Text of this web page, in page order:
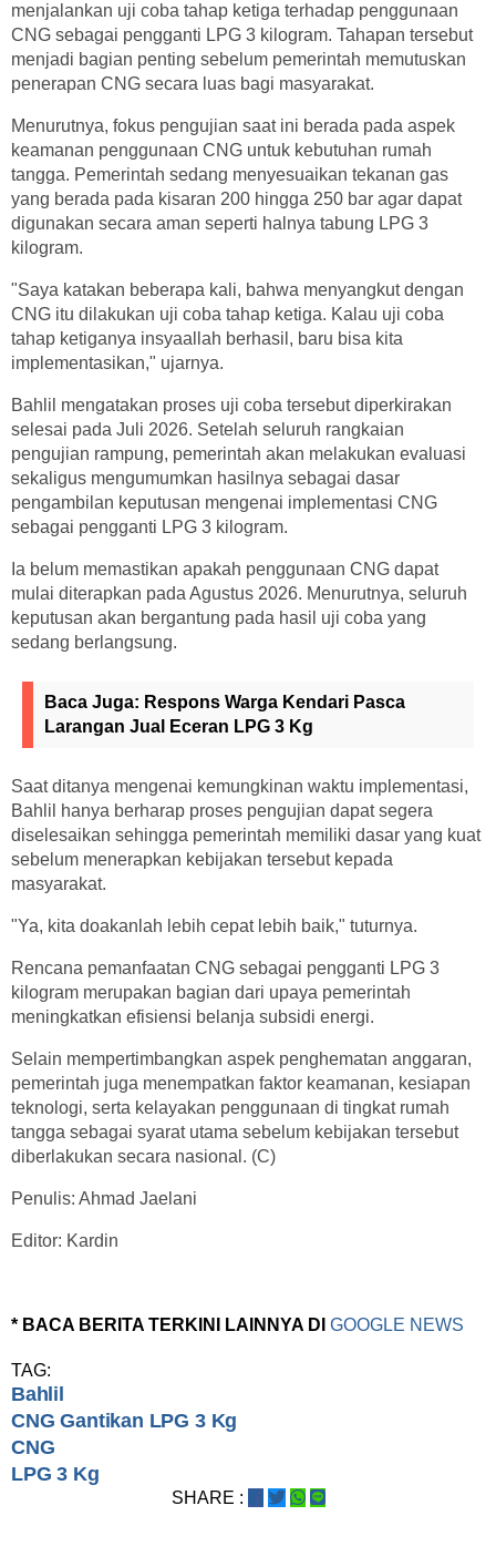
menjalankan uji coba tahap ketiga terhadap penggunaan
CNG sebagai pengganti LPG 3 kilogram. Tahapan tersebut
menjadi bagian penting sebelum pemerintah memutuskan
penerapan CNG secara luas bagi masyarakat.
Menurutnya, fokus pengujian saat ini berada pada aspek
keamanan penggunaan CNG untuk kebutuhan rumah
tangga. Pemerintah sedang menyesuaikan tekanan gas
yang berada pada kisaran 200 hingga 250 bar agar dapat
digunakan secara aman seperti halnya tabung LPG 3
kilogram.
"Saya katakan beberapa kali, bahwa menyangkut dengan
CNG itu dilakukan uji coba tahap ketiga. Kalau uji coba
tahap ketiganya insyaallah berhasil, baru bisa kita
implementasikan," ujarnya.
Bahlil mengatakan proses uji coba tersebut diperkirakan
selesai pada Juli 2026. Setelah seluruh rangkaian
pengujian rampung, pemerintah akan melakukan evaluasi
sekaligus mengumumkan hasilnya sebagai dasar
pengambilan keputusan mengenai implementasi CNG
sebagai pengganti LPG 3 kilogram.
Ia belum memastikan apakah penggunaan CNG dapat
mulai diterapkan pada Agustus 2026. Menurutnya, seluruh
keputusan akan bergantung pada hasil uji coba yang
sedang berlangsung.
Baca Juga: Respons Warga Kendari Pasca
Larangan Jual Eceran LPG 3 Kg
Saat ditanya mengenai kemungkinan waktu implementasi,
Bahlil hanya berharap proses pengujian dapat segera
diselesaikan sehingga pemerintah memiliki dasar yang kuat
sebelum menerapkan kebijakan tersebut kepada
masyarakat.
"Ya, kita doakanlah lebih cepat lebih baik," tuturnya.
Rencana pemanfaatan CNG sebagai pengganti LPG 3
kilogram merupakan bagian dari upaya pemerintah
meningkatkan efisiensi belanja subsidi energi.
Selain mempertimbangkan aspek penghematan anggaran,
pemerintah juga menempatkan faktor keamanan, kesiapan
teknologi, serta kelayakan penggunaan di tingkat rumah
tangga sebagai syarat utama sebelum kebijakan tersebut
diberlakukan secara nasional. (C)
Penulis: Ahmad Jaelani
Editor: Kardin
* BACA BERITA TERKINI LAINNYA DI GOOGLE NEWS
TAG:
Bahlil
CNG Gantikan LPG 3 Kg
CNG
LPG 3 Kg
SHARE :